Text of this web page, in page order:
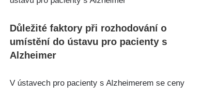
Důležité faktory při rozhodování o
umístění do ústavu pro pacienty s
Alzheimer
V ústavech pro pacienty s Alzheimerem se ceny